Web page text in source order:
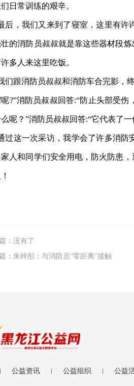
日常训练的艰辛。
后，我们又来到了寝室，这里有许
的消防员叔叔就是靠这些器材段
多人来这里吃饭。
们跟消防员叔叔和消防车合完影，
?”消防员叔叔回答:“防止头部受
呢？”消防员叔叔回答:“它代表了
过这一次采访，我学会了许多消防
人和同学们安全用电，防火防患
：没有了
：朱梓彤：与消防员“零距离”接触
公益资讯 公益组织 公益